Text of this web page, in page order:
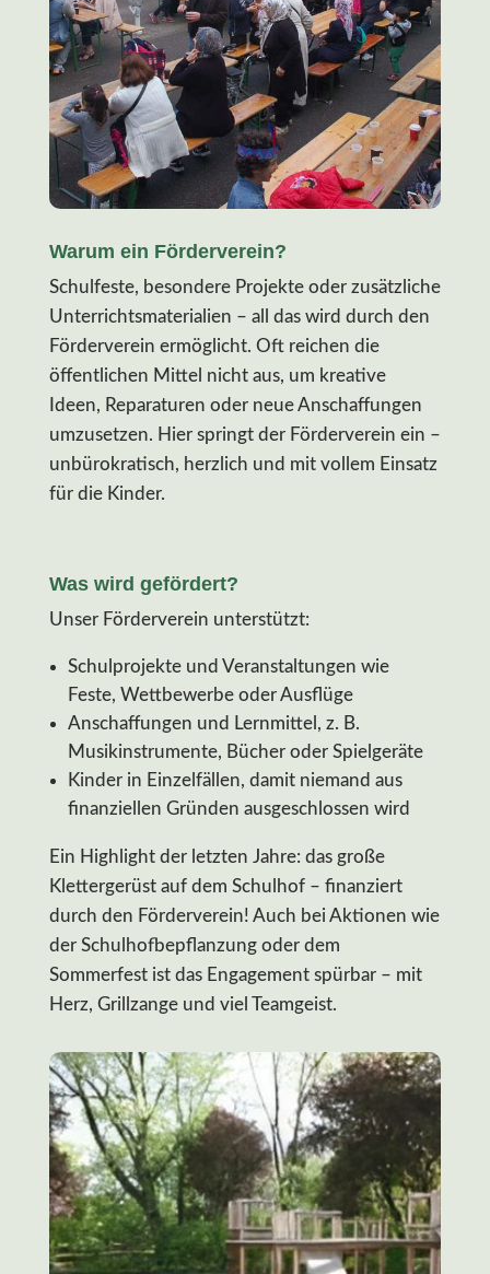
Warum ein Förderverein?
Schulfeste, besondere Projekte oder zusätzliche
Unterrichtsmaterialien – all das wird durch den
Förderverein ermöglicht. Oft reichen die
öffentlichen Mittel nicht aus, um kreative
Ideen, Reparaturen oder neue Anschaffungen
umzusetzen. Hier springt der Förderverein ein –
unbürokratisch, herzlich und mit vollem Einsatz
für die Kinder.
Was wird gefördert?
Unser Förderverein unterstützt:
Schulprojekte und Veranstaltungen wie
Feste, Wettbewerbe oder Ausflüge
Anschaffungen und Lernmittel, z. B.
Musikinstrumente, Bücher oder Spielgeräte
Kinder in Einzelfällen, damit niemand aus
finanziellen Gründen ausgeschlossen wird
Ein Highlight der letzten Jahre: das große
Klettergerüst auf dem Schulhof – finanziert
durch den Förderverein! Auch bei Aktionen wie
der Schulhofbepflanzung oder dem
Sommerfest ist das Engagement spürbar – mit
Herz, Grillzange und viel Teamgeist.